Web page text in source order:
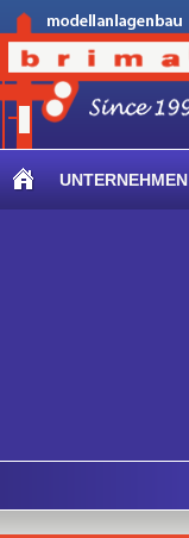
UNTERNEHMEN